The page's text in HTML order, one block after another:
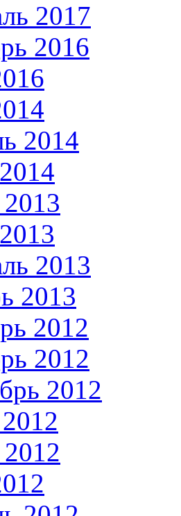
2017
2016
2014
2013
2013
2012
2012
2012